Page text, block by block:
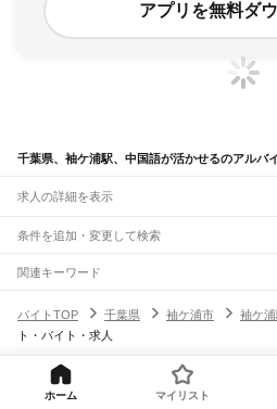
アプリを無料ダ
千葉県、袖ケ浦駅、中国語が活かせるのアルバ
求人の詳細を表示
条件を追加・変更して検索
市区町村を追加・変更
千葉県すべて
千葉市 すべて
銚子市 館山市
旭市習志野市 勝浦市市原市 八
駅を追加・変更
南流山駅
新八柱駅東松戸駅
JR中央・総武線
職種を追加・変更
飲食・フードサービス
飲食・フードサービス
すべて
特徴を追加・変更
関連キーワード
バイトTOP
千葉県 袖ケ浦市 袖ケ浦
ト・バイト・求人
ヘルプ・お問い合わせ サイトマップ 利用規約・
ホーム マイリスト